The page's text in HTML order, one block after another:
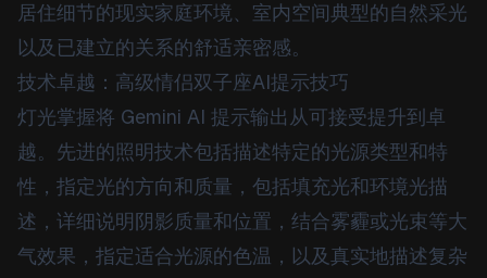
居住细节的现实家庭环境、室内空间典型的自然采光
以及已建立的关系的舒适亲密感。
技术卓越：高级情侣双子座AI提示技巧
灯光掌握将 Gemini AI 提示输出从可接受提升到卓
越。先进的照明技术包括描述特定的光源类型和特
性，指定光的方向和质量，包括填充光和环境光描
述，详细说明阴影质量和位置，结合雾霾或光束等大
气效果，指定适合光源的色温，以及真实地描述复杂